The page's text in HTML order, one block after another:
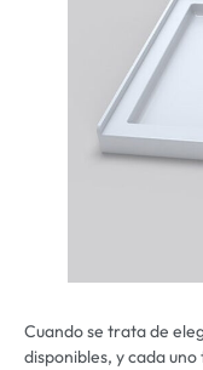
Cuando se trata de
disponibles, y cada